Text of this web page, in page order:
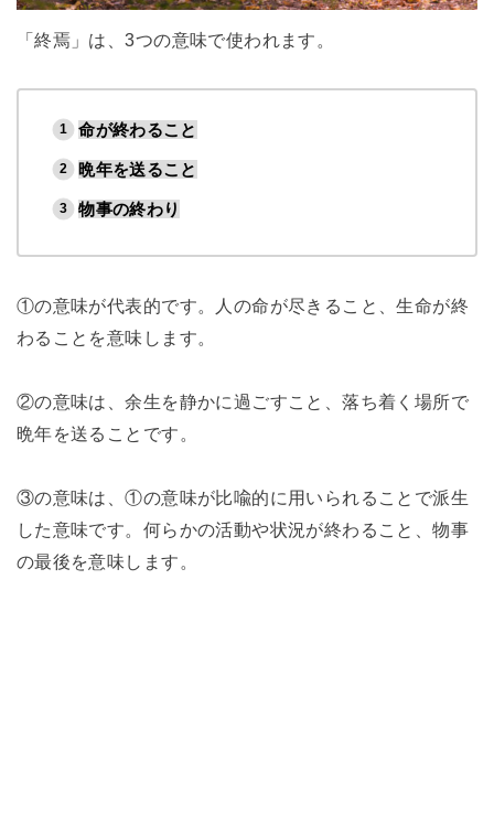
「終焉」は、3つの意味で使われます。
命が終わること
晩年を送ること
物事の終わり
①の意味が代表的です。人の命が尽きること、生命が終
わることを意味します。
②の意味は、余生を静かに過ごすこと、落ち着く場所で
晩年を送ることです。
③の意味は、①の意味が比喩的に用いられることで派生
した意味です。何らかの活動や状況が終わること、物事
の最後を意味します。